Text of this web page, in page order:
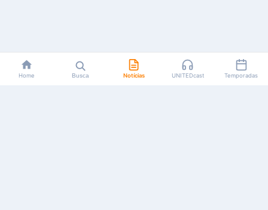
Home Busca Notícias UNITEDcast Temporadas